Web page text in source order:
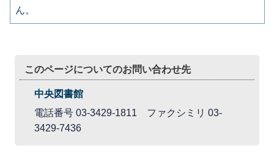
ん。
このページについてのお問い合わせ先
中央図書館
電話番号 03-3429-1811 ファクシミリ 03-
3429-7436